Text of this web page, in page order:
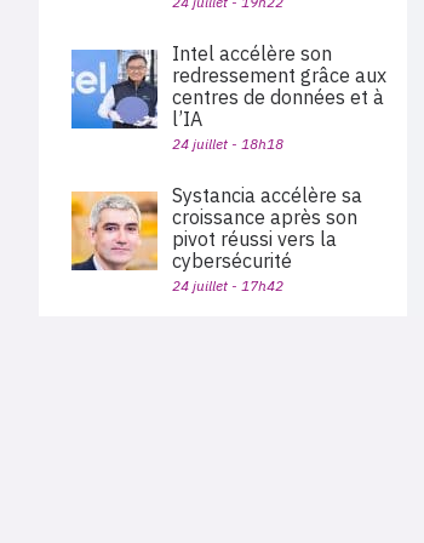
Intel accélère son
redressement grâce aux
centres de données et à
l’IA
24 juillet - 18h18
Systancia accélère sa
croissance après son
pivot réussi vers la
cybersécurité
24 juillet - 17h42